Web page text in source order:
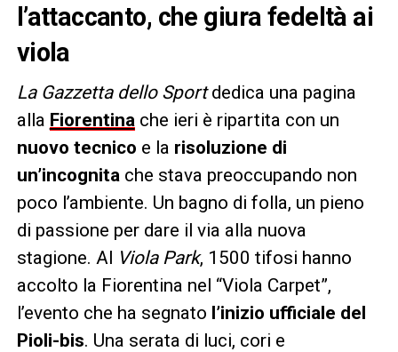
l’attaccanto, che giura fedeltà ai
viola
La Gazzetta dello Sportdedica una pagina
alla Fiorentina che ieri è ripartita con un
nuovo tecnico e la risoluzione di
un’incognita che stava preoccupando non
poco l’ambiente. Un bagno di folla, un pieno
di passione per dare il via alla nuova
stagione. Al Viola Park, 1500 tifosi hanno
accolto la Fiorentina nel “Viola Carpet”,
l’evento che ha segnato l’inizio ufficiale del
Pioli-bis. Una serata di luci, cori e